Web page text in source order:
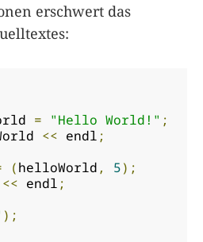
erschwert das
= "Hello World!" ;
<< endl ;
(helloWorld , 5);
<< endl ;
);